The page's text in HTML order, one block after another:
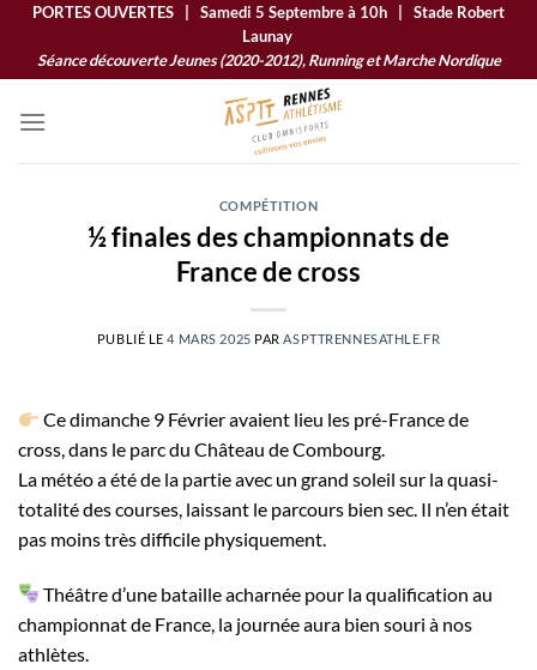
Passer
contenu
PORTES OUVERTES | Samedi 5 Septembre à 10h | Stade Robert
Launay
Séance découverte Jeunes (2020-2012), Running et Marche Nordique
COMPÉTITION
½ finales des championnats de
France de cross
PUBLIÉ LE4 MARS 2025 PARASPTTRENNESATHLE.FR
Ce dimanche 9 Février avaient lieu les pré-France de
cross, dans le parc du Château de Combourg.
La météo a été de la partie avec un grand soleil sur la quasi-
totalité des courses, laissant le parcours bien sec. Il n’en était
pas moins très difficile physiquement.
Théâtre d’une bataille acharnée pour la qualification au
championnat de France, la journée aura bien souri à nos
athlètes.